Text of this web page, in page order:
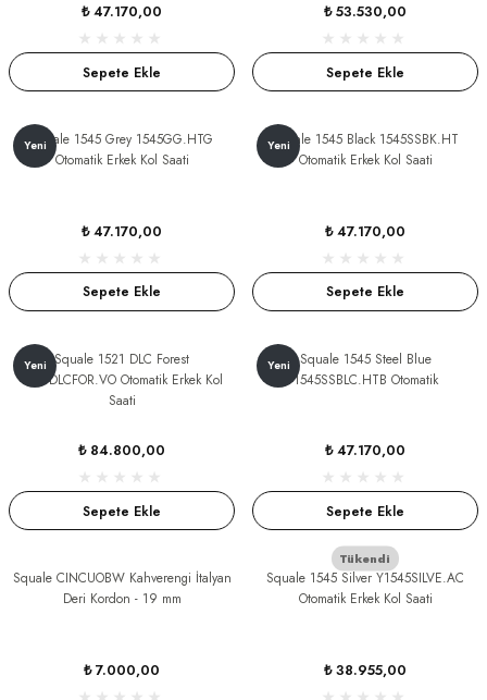
₺ 47.170,00
Sepete Ekle
₺ 53.530,00
Sepete Ekle
Yeni
Squale 1545 Grey 1545GG.HTG
Otomatik Erkek Kol Saati
₺ 47.170,00
Sepete Ekle
Yeni
Squale 1545 Black 1545SSBK.HT
Otomatik Erkek Kol Saati
₺ 47.170,00
Sepete Ekle
Yeni Squale 1521 DLC Forest
1521DLCFOR.VO Otomatik Erkek Kol
Saati
₺ 84.800,00
Sepete Ekle
Yeni
Squale 1545 Steel Blue
1545SSBLC.HTB Otomatik
₺ 47.170,00
Sepete Ekle
Squale CINCUOBW Kahverengi İtalyan
Deri Kordon - 19 mm
₺ 7.000,00
Tükendi
Squale 1545 Silver Y1545SILVE.AC
Otomatik Erkek Kol Saati
₺ 38.955,00